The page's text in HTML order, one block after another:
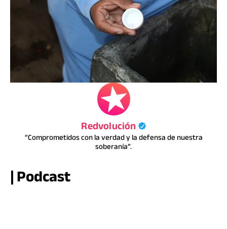
Redvolución
“Comprometidos con la verdad y la defensa de nuestra
soberanía”.
| Podcast